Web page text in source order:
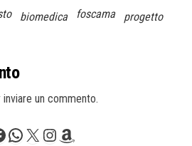
biomedica foscama
progetto
inviare un commento.
WhatsApp
X Instagram
Amazon